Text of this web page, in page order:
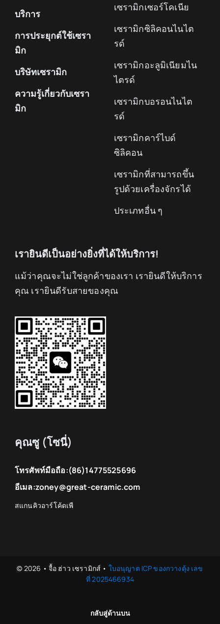
บริการ
การประยุกต์ใช้เซรา
มิก
บริษัทเซรามิก
ความรู้เกี่ยวกับเซรา
มิก
เซรามิกเซอร์โคเนีย
เซรามิกซิลิคอนไนไต
รด์
เซรามิกอะลูมิเนียมไน
ไตรด์
เซรามิกบอรอนไนไต
รด์
เซรามิกคาร์ไบด์
ซิลิคอน
เซรามิกที่สามารถขึ้น
รูปด้วยเครื่องจักรได้
ประเภทอื่น ๆ
เรายินดีเป็นอย่างยิ่งที่ได้ให้บริการ!
แม้ว่าคุณจะไม่ใช่ลูกค้าของเรา เรายินดีให้บริการ
คุณ เรายินดีรับสายของคุณ
คุณซู (โซนี่)
โทรศัพท์มือถือ:(86)14775525696
อีเมล:zoney@great-ceramic.com
© 2026 • จื้อ ฮ่าว เซรามิกส์ • ใบอนุญาต ICP ของกวางตุ้ง เลข
ที่ 2025466934
กลับสู่ด้านบน